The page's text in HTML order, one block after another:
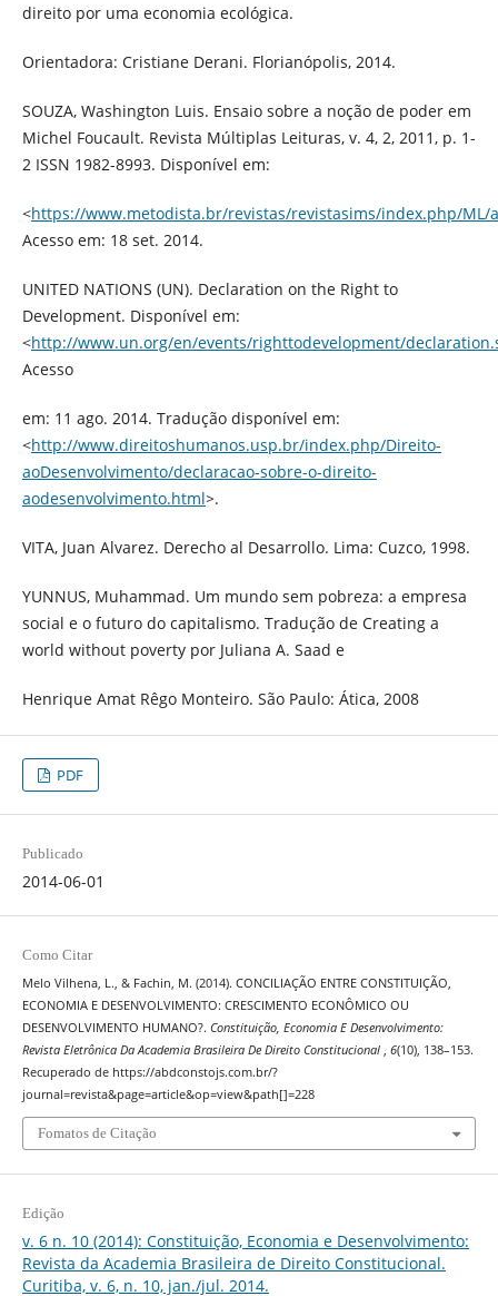
direito por uma economia ecológica.
Orientadora: Cristiane Derani. Florianópolis, 2014.
SOUZA, Washington Luis. Ensaio sobre a noção de poder em
Michel Foucault. Revista Múltiplas Leituras, v. 4, 2, 2011, p. 1-
2 ISSN 1982-8993. Disponível em:
<https://www.metodista.br/revistas/revistasims/index.php/ML/
Acesso em: 18 set. 2014.
UNITED NATIONS (UN). Declaration on the Right to
Development. Disponível em:
<http://www.un.org/en/events/righttodevelopment/
Acesso
em: 11 ago. 2014. Tradução disponível em:
<http://www.direitoshumanos.usp.br/index.php/Direito-
aoDesenvolvimento/declaracao-sobre-o-direito-
aodesenvolvimento.html>.
VITA, Juan Alvarez. Derecho al Desarrollo. Lima: Cuzco, 1998.
YUNNUS, Muhammad. Um mundo sem pobreza: a empresa
social e o futuro do capitalismo. Tradução de Creating a
world without poverty por Juliana A. Saad e
Henrique Amat Rêgo Monteiro. São Paulo: Ática, 2008
PDF
Publicado
2014-06-01
Como Citar
Melo Vilhena, L., & Fachin, M. (2014). CONCILIAÇÃO ENTRE CONSTITUIÇÃO,
ECONOMIA E DESENVOLVIMENTO: CRESCIMENTO ECONÔMICO OU
DESENVOLVIMENTO HUMANO?. Constituição, Economia E Desenvolvimento:
Revista Eletrônica Da Academia Brasileira De Direito Constitucional , 6(10), 138–153.
Recuperado de https://abdconstojs.com.br/?
journal=revista&page=article&op=view&path[]=228
Fomatos de Citação
Edição
v. 6 n. 10 (2014): Constituição, Economia e Desenvolvimento:
Revista da Academia Brasileira de Direito Constitucional.
Curitiba, v. 6, n. 10, jan./jul. 2014.